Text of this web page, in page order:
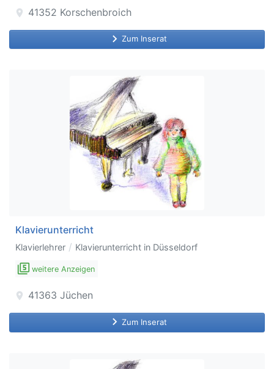
location_on 41352 Korschenbroich
keyboard_arrow_right Zum Inserat
Klavierunterricht
Klavierlehrer / Klavierunterricht in Düsseldorf
filter_5 weitere Anzeigen
location_on 41363 Jüchen
keyboard_arrow_right Zum Inserat